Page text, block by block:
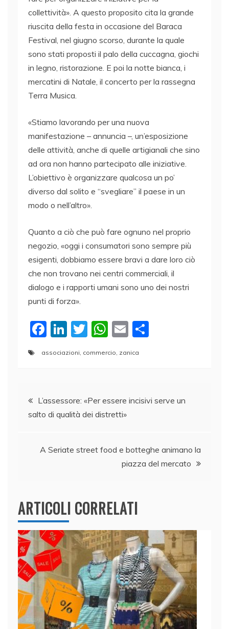
collettività». A questo proposito cita la grande
riuscita della festa in occasione del Baraca
Festival, nel giugno scorso, durante la quale
sono stati proposti il palo della cuccagna, giochi
in legno, ristorazione. E poi la notte bianca, i
mercatini di Natale, il concerto per la rassegna
Terra Musica.
«Stiamo lavorando per una nuova
manifestazione – annuncia –, un’esposizione
delle attività, anche di quelle artigianali che sino
ad ora non hanno partecipato alle iniziative.
L’obiettivo è organizzare qualcosa un po’
diverso dal solito e “svegliare” il paese in un
modo o nell’altro».
Quanto a ciò che può fare ognuno nel proprio
negozio, «oggi i consumatori sono sempre più
esigenti, dobbiamo essere bravi a dare loro ciò
che non trovano nei centri commerciali, il
dialogo e i rapporti umani sono uno dei nostri
punti di forza».
F
c
b
o
k
Li
n
k
dI
n
T
itt
W
h
at
A
p
E
m
ai
vi
associazioni commercio zanica
Navigazione
articoli
L’assessore: «Per essere incisivi serve un
salto di qualità dei distretti»
A Seriate street food e botteghe animano la
piazza del mercato
ARTICOLI CORRELATI